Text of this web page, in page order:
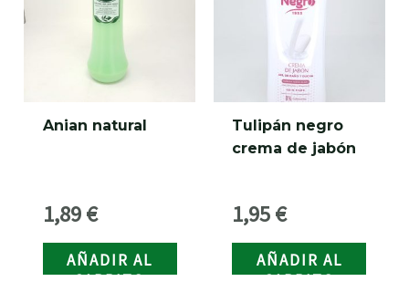
Anian natural
1,89€
AÑADIR AL
CARRITO
Tulipán negro
crema de jabón
1,95€
AÑADIR AL
CARRITO